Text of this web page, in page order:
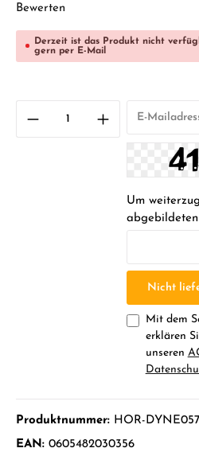
Durchschnittliche Bewertung von
Bewerten
Derzeit ist das Produkt nicht
gern per E-Mail
Um
Nicht
Mit dem
erklären
unseren
Produktnummer: HOR-
EAN: 0605482030356